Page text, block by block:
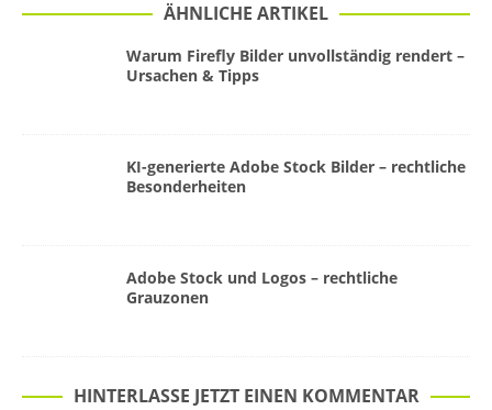
ÄHNLICHE ARTIKEL
Warum Firefly Bilder unvollständig rendert –
Ursachen & Tipps
KI-generierte Adobe Stock Bilder – rechtliche
Besonderheiten
Adobe Stock und Logos – rechtliche
Grauzonen
HINTERLASSE JETZT EINEN KOMMENTAR